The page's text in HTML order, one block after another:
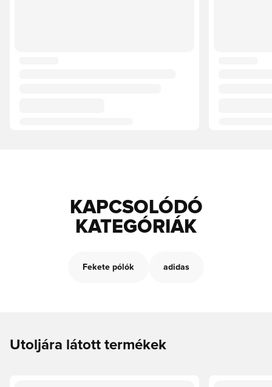
KAPCSOLÓDÓ
KATEGÓRIÁK
Fekete pólók adidas
Utoljára látott termékek